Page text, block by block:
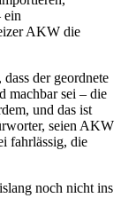
ein
AKW die
der geordnete
machbar sei – die
und das ist
seien AKW
fahrlässig, die
noch nicht ins